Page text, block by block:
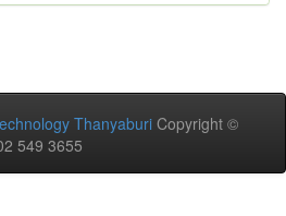
Thanyaburi Copyright ©
549 3655